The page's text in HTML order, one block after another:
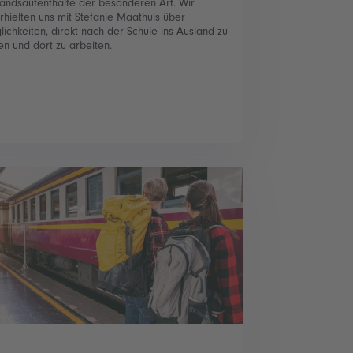
der besonderen Art. Wir
uns mit Stefanie Maathuis über
direkt nach der Schule ins Ausland zu
und dort zu arbeiten.